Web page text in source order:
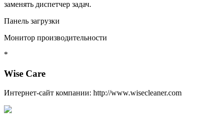
заменять диспетчер задач.
Панель загрузки
Монитор производительности
*
Wise Care
Интернет-сайт компании: http://www.wisecleaner.com